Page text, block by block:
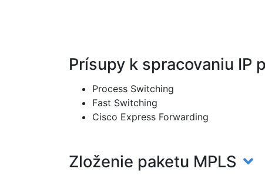
Prísupy k spracovaniu IP
Process Switching
Fast Switching
Cisco Express Forwarding
Zloženie paketu MPLS